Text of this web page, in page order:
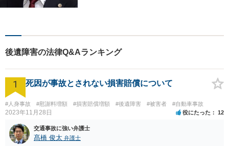
もご相談ください。二人三脚
ょう。【Zoom・電話相談O
K】
後遺障害の法律Q&Aランキング
1 死因が事故とされない損害賠償について
#人身事故 #慰謝料増額 #損害賠償増額 #後遺障害 #被害者 #自動車事故
2023年11月28日 役にたった 12
交通事故に強い弁護士
髙橋 俊太 弁護士